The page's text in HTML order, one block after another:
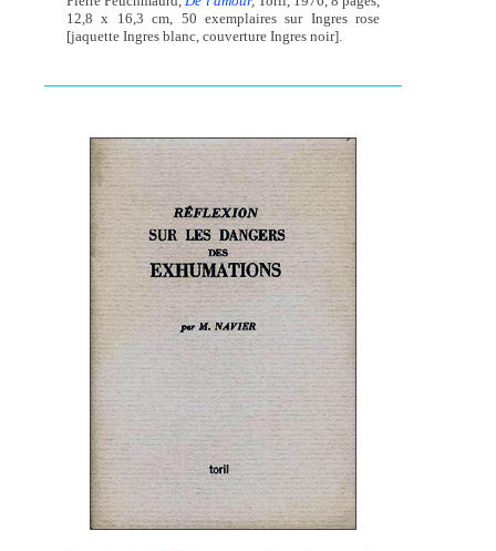
12,8 x 16,3 cm, 50 exemplaires sur Ingres rose
[jaquette Ingres blanc, couverture Ingres noir].